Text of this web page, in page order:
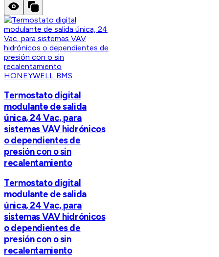
HONEYWELL BMS
Termostato digital
modulante de salida
única, 24 Vac, para
sistemas VAV hidrónicos
o dependientes de
presión con o sin
recalentamiento
Termostato digital
modulante de salida
única, 24 Vac, para
sistemas VAV hidrónicos
o dependientes de
presión con o sin
recalentamiento